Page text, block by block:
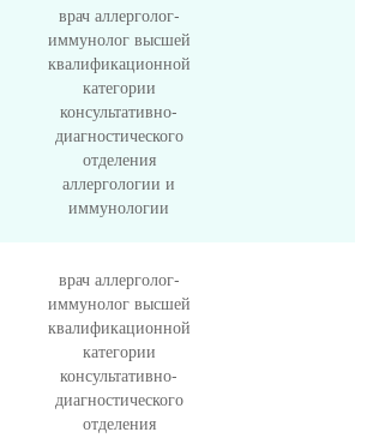
врач аллерголог-
иммунолог высшей
квалификационной
категории
консультативно-
диагностического
отделения
аллергологии и
иммунологии
врач аллерголог-
иммунолог высшей
квалификационной
категории
консультативно-
диагностического
отделения